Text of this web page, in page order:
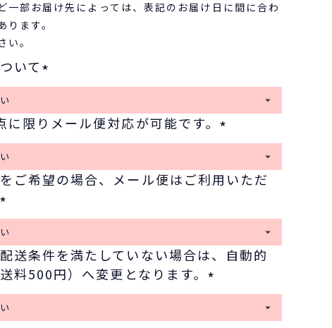
一部お届け先によっては、表記のお届け日に間に合わ
ります。
い。
いて
(
必
須
)
限りメール便対応が可能です。
(
必
須
ご希望の場合、メール便はご利用いただ
須
)
送条件を満たしていない場合は、自動的
料500円）へ変更となります。
(
必